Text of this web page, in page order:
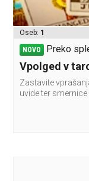
Oseb: 1
NOVO Preko
Vpolged v
Zastavite
uvide ter smernice